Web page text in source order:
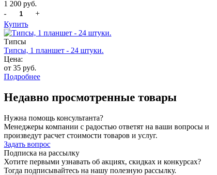
1 200 руб.
-
+
Купить
Типсы
Типсы, 1 планшет - 24 штуки.
Цена:
от 35 руб.
Подробнее
Недавно просмотренные товары
Нужна помощь консультанта?
Менеджеры компании с радостью ответят на ваши вопросы и
произведут расчет стоимости товаров и услуг.
Задать вопрос
Подписка на рассылку
Хотите первыми узнавать об акциях, скидках и конкурсах?
Тогда подписывайтесь на нашу полезную рассылку.